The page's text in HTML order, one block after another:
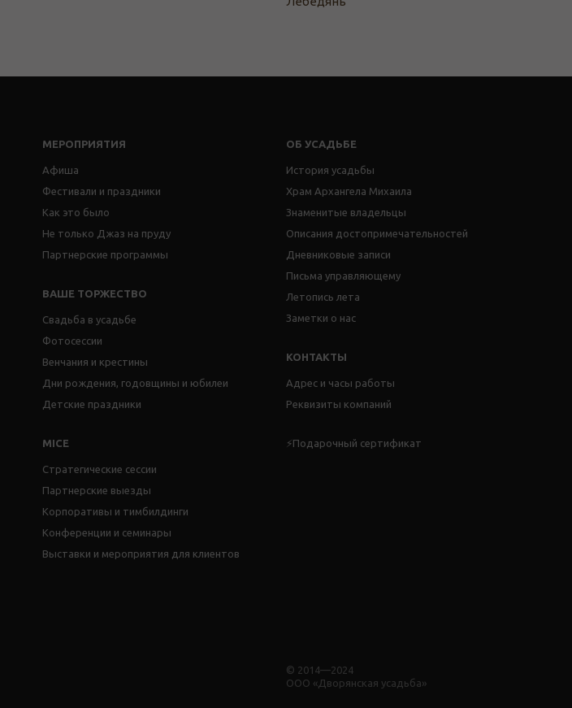
МЕРОПРИЯТИЯ
Афиша
Фестивали и праздники
Как это было
Не только Джаз на пруду
Партнерские программы
ВАШЕ ТОРЖЕСТВО
Свадьба в усадьбе
Фотосессии
Венчания и крестины
Дни рождения, годовщины и юбилеи
Детские праздники
MICE
Стратегические сессии
Партнерские выезды
Корпоративы и тимбилдинги
Конференции и семинары
Выставки и мероприятия для клиентов
ОБ УСАДЬБЕ
История усадьбы
Храм Архангела Михаила
Знаменитые владельцы
Описания достопримечательностей
Дневниковые записи
Письма управляющему
Летопись лета
Заметки о нас
КОНТАКТЫ
Адрес и часы работы
Реквизиты компаний
⚡Подарочный сертификат
© 2014—2024
ООО «Дворянская усадьба»